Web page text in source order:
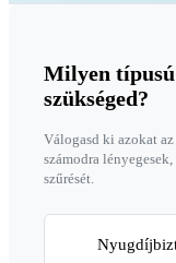
Milyen
szükséged?
Válogasd ki azokat
számodra
szűrését.